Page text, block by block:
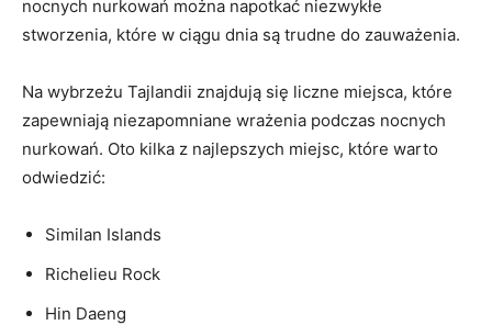
nocnych ​nurkowań można​ napotkać niezwykłe
stworzenia,‍ które w ciągu ⁤dnia są trudne do zauważenia.
Na wybrzeżu Tajlandii znajdują się liczne miejsca, które
zapewniają ⁣niezapomniane wrażenia podczas nocnych
nurkowań. ⁢Oto kilka z najlepszych miejsc, które warto
odwiedzić:
Similan Islands
Richelieu Rock
Hin Daeng